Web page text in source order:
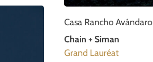
Casa Rancho Avándaro
Chain + Siman
Grand Lauréat